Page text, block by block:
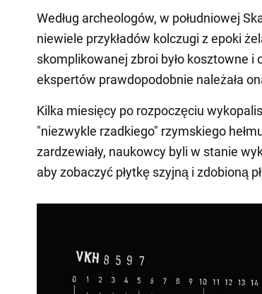
Według archeologów, w południowej
niewiele przykładów kolczugi z epoki
skomplikowanej zbroi było kosztowne i
ekspertów prawdopodobnie należała
Kilka miesięcy po rozpoczęciu
"niezwykle rzadkiego" rzymskiego
zardzewiały, naukowcy byli w stanie
aby zobaczyć płytkę szyjną i zdobioną